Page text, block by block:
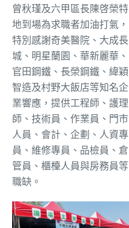
曾秋瑾及六甲區長陳啓榮特
地到場為求職者加油打氣，
特別感謝奇美醫院、大成長
城、明星蘭園、華新麗華、
官田鋼鐵、長榮鋼鐵、緯穎
智造及村野大飯店等知名企
業響應，提供工程師、護理
師、技術員、作業員、門市
人員、會計、企劃、人資專
員、維修專員、品檢員、倉
管員、櫃檯人員與房務員等
職缺。